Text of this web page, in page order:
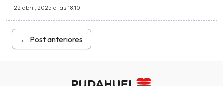
22 abril, 2025 a las 18:10
← Post anteriores